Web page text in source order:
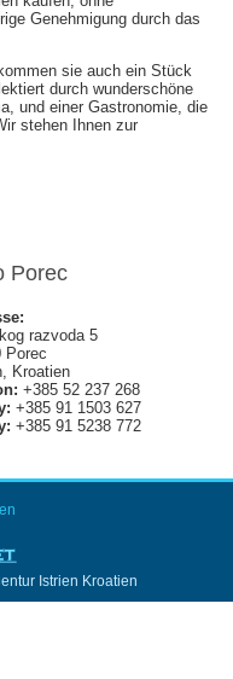
Genehmigung durch das
sie auch ein Stück
durch wunderschöne
und einer Gastronomie, die
stehen Ihnen zur
Porec
razvoda 5
Porec
Kroatien
+385 52 237 268
+385 91 1503 627
+385 91 5238 772
Istrien Kroatien